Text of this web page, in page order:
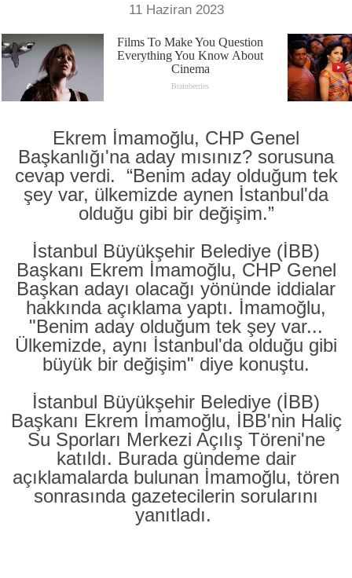
11 Haziran 2023
Ekrem İmamoğlu, CHP Genel
Başkanlığı'na aday mısınız? sorusuna
cevap verdi. “Benim aday olduğum tek
şey var, ülkemizde aynen İstanbul'da
olduğu gibi bir değişim.”
İstanbul Büyükşehir Belediye (İBB)
Başkanı Ekrem İmamoğlu, CHP Genel
Başkan adayı olacağı yönünde iddialar
hakkında açıklama yaptı. İmamoğlu,
"Benim aday olduğum tek şey var...
Ülkemizde, aynı İstanbul'da olduğu gibi
büyük bir değişim" diye konuştu.
İstanbul Büyükşehir Belediye (İBB)
Başkanı Ekrem İmamoğlu, İBB'nin Haliç
Su Sporları Merkezi Açılış Töreni'ne
katıldı. Burada gündeme dair
açıklamalarda bulunan İmamoğlu, tören
sonrasında gazetecilerin sorularını
yanıtladı.